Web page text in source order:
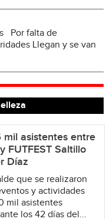
Por falta de
Llegan y se van
mil asistentes entre
FUTFEST Saltillo
Díaz
que se realizaron
y actividades
mil asistentes
los 42 días del...